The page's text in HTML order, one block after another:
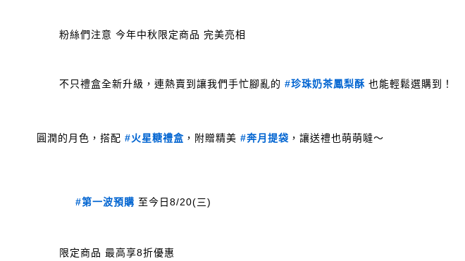
粉絲們注意 今年中秋限定商品 完美亮相
		不只禮盒全新升級，連熱賣到讓我們手忙腳亂的
#珍珠奶茶鳳梨酥 也能輕鬆選購到！
	圓潤的月色，搭配
#火星糖禮盒 ，附贈精美 #奔月提袋
#第一波預購 至今日8/20(三)